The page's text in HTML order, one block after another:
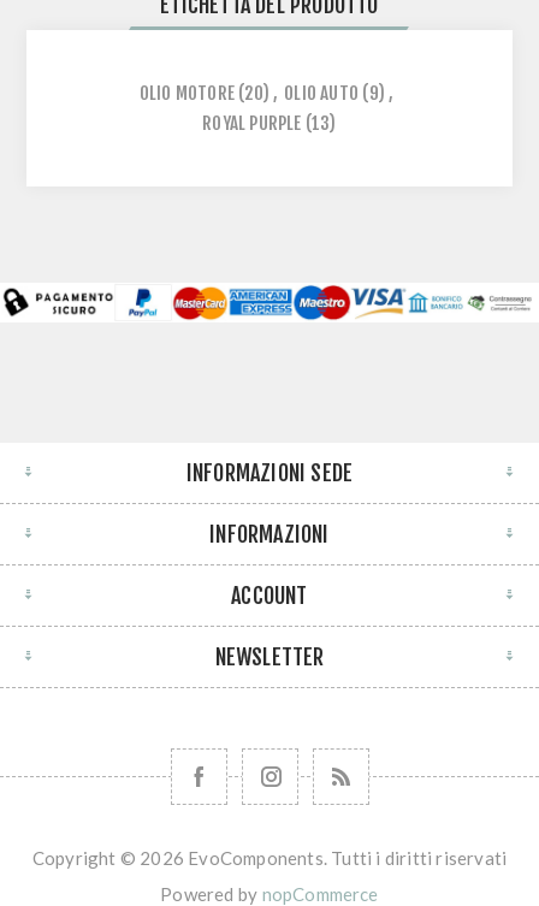
OLIO MOTORE (20) , OLIO AUTO (9) ,
ROYAL PURPLE (13)
INFORMAZIONI SEDE
INFORMAZIONI
ACCOUNT
NEWSLETTER
Copyright © 2026 EvoComponents. Tutti i diritti riservati
Powered by nopCommerce